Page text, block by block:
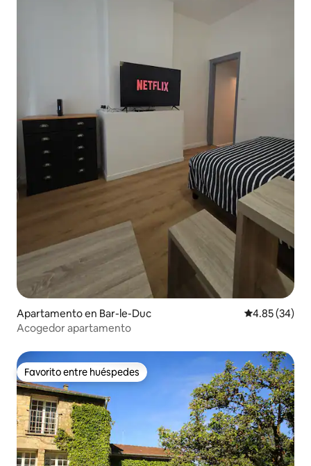
Apartamento en Bar-le-Duc Calificación
4.85 (34)
Acogedor apartamento
Favorito entre huéspedes
Favorito entre huéspedes